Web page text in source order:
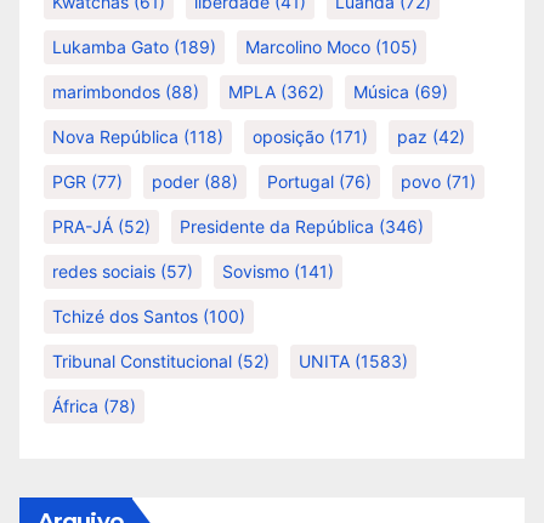
Lukamba Gato (189) Marcolino Moco (105)
marimbondos (88) MPLA (362) Música (69)
Nova República (118) oposição (171) paz (42)
PGR (77) poder (88) Portugal (76) povo (71)
PRA-JÁ (52) Presidente da República (346)
redes sociais (57) Sovismo (141)
Tchizé dos Santos (100)
Tribunal Constitucional (52) UNITA (1583)
África (78)